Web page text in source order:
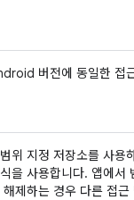
버전에 동일한 접
위 지정 저장소를 사용
을 사용합니다. 앱에서
제하는 경우 다른 접근